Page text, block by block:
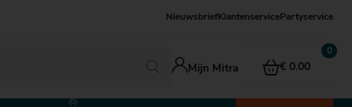
Nieuwsbrief KlantenservicePartyservice
Mijn Mitra € 0.00